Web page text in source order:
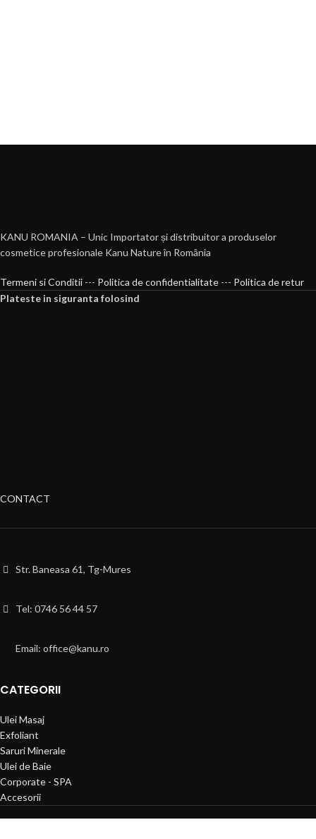
KANU ROMANIA – Unic Importator și distribuitor a produselor
cosmetice profesionale Kanu Nature în România
Termeni si Conditii --- Politica de confidentialitate --- Politica de retur
Plateste in siguranta folosind
CONTACT
Str. Baneasa 61, Tg-Mures
Tel: 0746 56 44 57
Email: office@kanu.ro
CATEGORII
Ulei Masaj
Exfoliant
Saruri Minerale
Ulei de Baie
Corporate - SPA
Accesorii